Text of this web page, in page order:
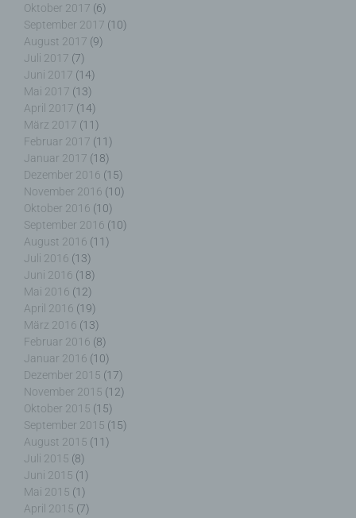
Oktober 2017 (6)
September 2017 (10)
August 2017 (9)
Juli 2017 (7)
Juni 2017 (14)
Mai 2017 (13)
April 2017 (14)
März 2017 (11)
Februar 2017 (11)
Januar 2017 (18)
Dezember 2016 (15)
November 2016 (10)
Oktober 2016 (10)
September 2016 (10)
August 2016 (11)
Juli 2016 (13)
Juni 2016 (18)
Mai 2016 (12)
April 2016 (19)
März 2016 (13)
Februar 2016 (8)
Januar 2016 (10)
Dezember 2015 (17)
November 2015 (12)
Oktober 2015 (15)
September 2015 (15)
August 2015 (11)
Juli 2015 (8)
Juni 2015 (1)
Mai 2015 (1)
April 2015 (7)
Empfänger ist eine natürliche oder juristische
Person, Behörde, Einrichtung oder andere Stelle,
der personenbezogene Daten offengelegt werden,
unabhängig davon, ob es sich bei ihr um einen
Dritten handelt oder nicht. Behörden, die im
Rahmen eines bestimmten Untersuchungsauftrags
nach dem Unionsrecht oder dem Recht der
Mitgliedstaaten möglicherweise
personenbezogene Daten erhalten, gelten jedoch
nicht als Empfänger.
j) Dritter
Dritter ist eine natürliche oder juristische Person,
Behörde, Einrichtung oder andere Stelle außer der
betroffenen Person, dem Verantwortlichen, dem
Auftragsverarbeiter und den Personen, die unter
der unmittelbaren Verantwortung des
Verantwortlichen oder des Auftragsverarbeiters
befugt sind, die personenbezogenen Daten zu
verarbeiten.
k) Einwilligung
Einwilligung ist jede von der betroffenen Person
freiwillig für den bestimmten Fall in informierter